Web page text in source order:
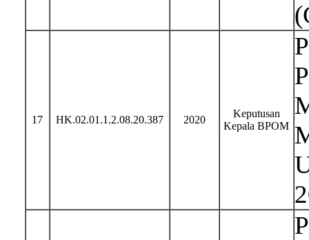
17 HK.02.01.1.2.08.20.387 2020
Keputusan
Kepala BPOM